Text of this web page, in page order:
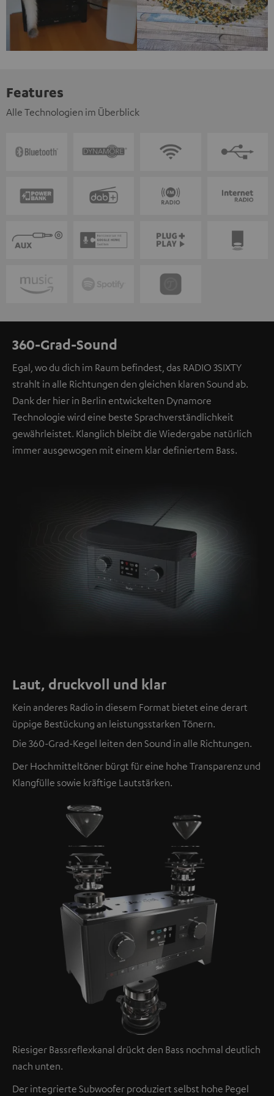
Features
Alle Technologien im Überblick
360-Grad-Sound
Egal, wo du dich im Raum befindest, das RADIO 3SIXTY
strahlt in alle Richtungen den gleichen klaren Sound ab.
Dank der hier in Berlin entwickelten Dynamore
Technologie wird eine beste Sprachverständlichkeit
gewährleistet. Klanglich bleibt die Wiedergabe natürlich
immer ausgewogen mit einem klar definiertem Bass.
Laut, druckvoll und klar
Kein anderes Radio in diesem Format bietet eine derart
üppige Bestückung an leistungsstarken Tönern.
Die 360-Grad-Kegel leiten den Sound in alle Richtungen.
Der Hochmitteltöner bürgt für eine hohe Transparenz und
Klangfülle sowie kräftige Lautstärken.
Riesiger Bassreflexkanal drückt den Bass nochmal deutlich
nach unten.
Der integrierte Subwoofer produziert selbst hohe Pegel